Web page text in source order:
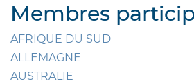
Membres
AFRIQUE DU SUD
ALLEMAGNE
AUSTRALIE